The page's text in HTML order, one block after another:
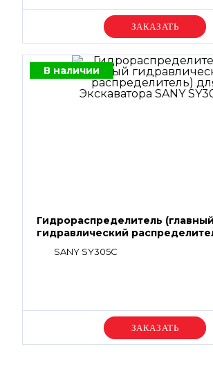
Уточняйте цену
В наличии
Гидрораспределитель (главный
гидравлический
SANY SY305C
Уточняйте цену